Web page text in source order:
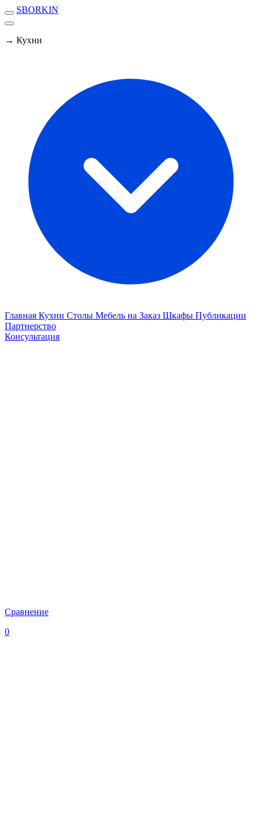
SBORKIN
→ Кухни
Главная Кухни Столы Мебель на Заказ Шкафы Публикации
Партнерство
Консультация
Сравнение
0